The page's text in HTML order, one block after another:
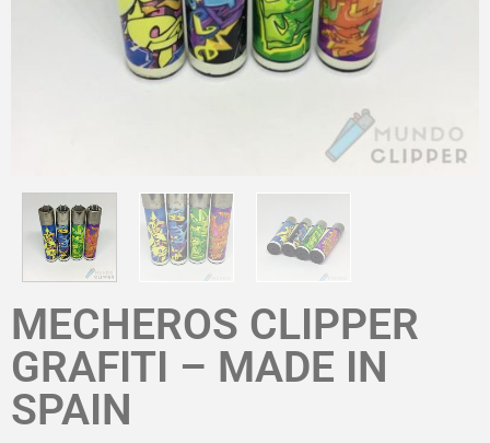
MECHEROS CLIPPER
GRAFITI – MADE IN
SPAIN